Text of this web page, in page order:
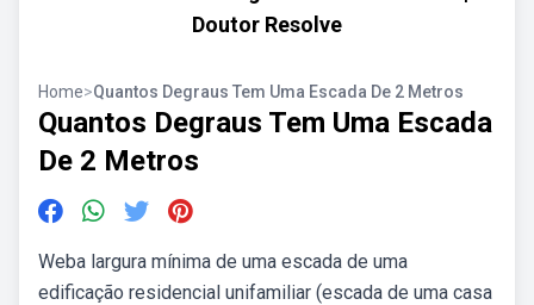
Doutor Resolve
Home>Quantos Degraus Tem Uma Escada De 2 Metros
Quantos Degraus Tem Uma Escada
De 2 Metros
Weba largura mínima de uma escada de uma
edificação residencial unifamiliar (escada de uma casa